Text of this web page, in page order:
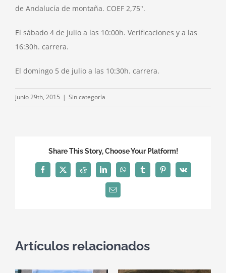
de Andalucía de montaña. COEF 2,75".
El sábado 4 de julio a las 10:00h. Verificaciones y a las
16:30h. carrera.
El domingo 5 de julio a las 10:30h. carrera.
junio 29th, 2015 | Sin categoría
Share This Story, Choose Your Platform!
Facebook
X Reddit LinkedInWhatsAppTumblrPinterest
Vk
Correo
electrónico
Artículos relacionados